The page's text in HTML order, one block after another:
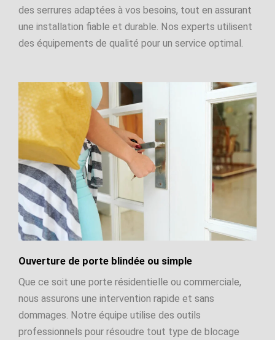
des serrures adaptées à vos besoins, tout en assurant
une installation fiable et durable. Nos experts utilisent
des équipements de qualité pour un service optimal.
Ouverture de porte blindée ou simple
Que ce soit une porte résidentielle ou commerciale,
nous assurons une intervention rapide et sans
dommages. Notre équipe utilise des outils
professionnels pour résoudre tout type de blocage